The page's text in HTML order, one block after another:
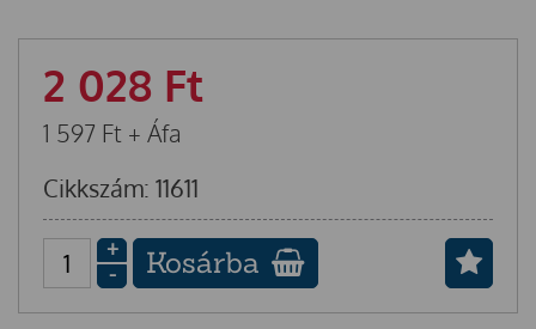
2 028 Ft
1 597 Ft + Áfa
Cikkszám: 11611
+
-
Kosárba